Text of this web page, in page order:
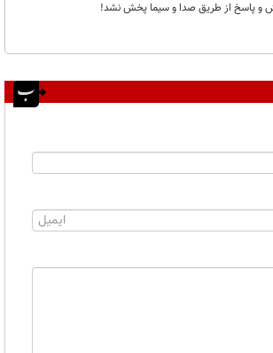
و پاسخ از طريق صدا و سيما پخش نشد!